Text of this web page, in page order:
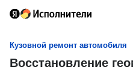
Кузовной ремонт автомобиля
Восстановление